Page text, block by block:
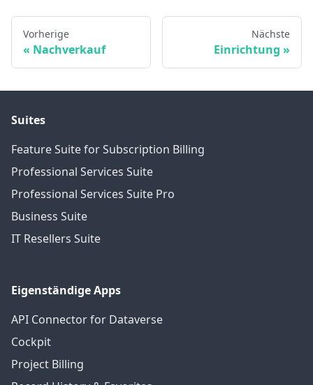
Vorherige
Nachverkauf
Nächste
Einrichtung
Suites
Feature Suite for Subscription Billing
Professional Services Suite
Professional Services Suite Pro
Business Suite
IT Resellers Suite
Eigenständige Apps
API Connector for Dataverse
Cockpit
Project Billing